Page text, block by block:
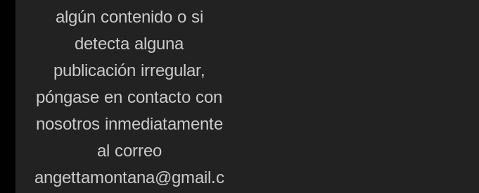
algún contenido o si
detecta alguna
publicación irregular,
póngase en contacto con
nosotros inmediatamente
al correo
angettamontana@gmail.c